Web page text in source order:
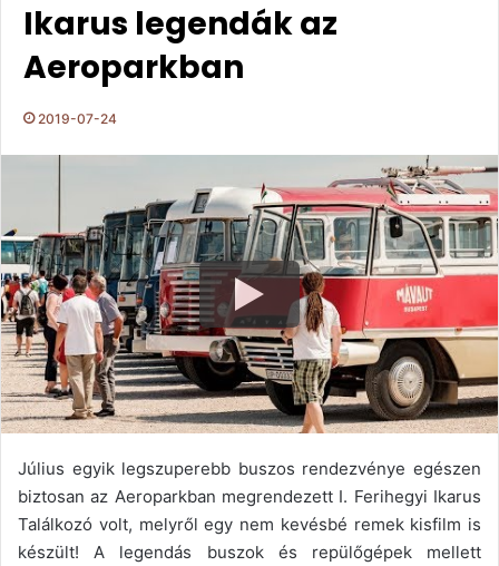
Ikarus legendák az
Aeroparkban
2019-07-24
Július egyik legszuperebb buszos rendezvénye egészen
biztosan az Aeroparkban megrendezett I. Ferihegyi Ikarus
Találkozó volt, melyről egy nem kevésbé remek kisfilm is
készült! A legendás buszok és repülőgépek mellett